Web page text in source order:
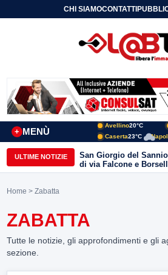
CHI SIAMOCONTATTI
MENÙ
+
Avellino20°C
Caserta23°C
ULTIME NOTIZIE
San Giorgio del
di via Falcone e
Lombardi replicano
Home > Zabatta
ZABATTA
Tutte le notizie, gli approfondimenti e gli
sezione.